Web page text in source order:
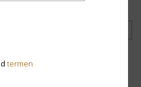
termen